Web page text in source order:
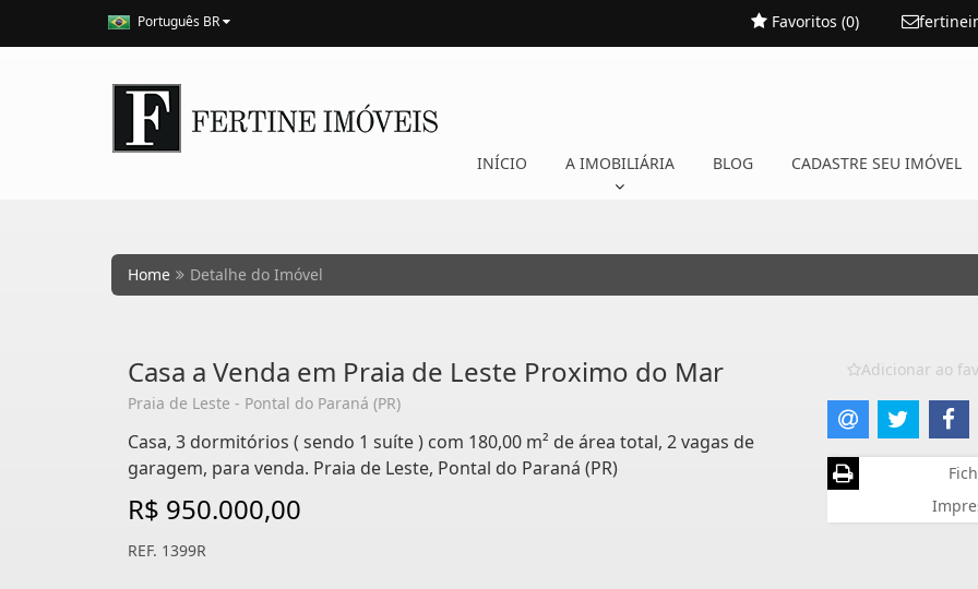
Português BR Favoritos (0)
INÍCIO A IMOBILIÁRIA BLOG CADASTRE SEU IMÓVEL
Home Detalhe do Imóvel
Casa a Venda em Praia de Leste Proximo do Mar
Praia de Leste - Pontal do Paraná (PR)
Casa, 3 dormitórios ( sendo 1 suíte ) com 180,00 m² de área total, 2 vagas de
garagem, para venda. Praia de Leste, Pontal do Paraná (PR)
R$ 950.000,00
REF. 1399R
Adicionar ao